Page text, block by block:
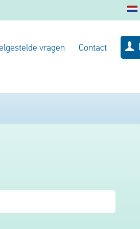
vragen Contact